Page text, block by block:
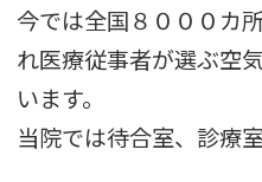
今では全国８０００カ
れ医療従事者が選ぶ空
います。
当院では待合室、診療